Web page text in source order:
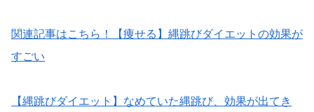
関連記事はこちら！【痩せる】縄跳びダイエットの効果が
すごい
【縄跳びダイエット】なめていた縄跳び、効果が出てき